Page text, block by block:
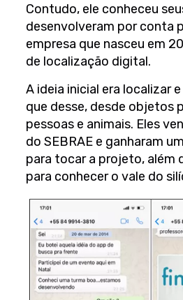
Contudo, ele conheceu
desenvolveram por conta
empresa que nasceu em
de localização digital.
A ideia inicial era localizar
que desse, desde objetos
pessoas e animais. Eles
do SEBRAE e ganharam
para tocar a projeto, além
para conhecer o vale do